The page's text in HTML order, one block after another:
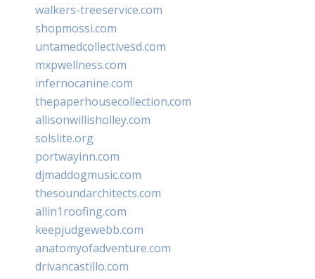
walkers-treeservice.com
shopmossi.com
untamedcollectivesd.com
mxpwellness.com
infernocanine.com
thepaperhousecollection.com
allisonwillisholley.com
solslite.org
portwayinn.com
djmaddogmusic.com
thesoundarchitects.com
allin1roofing.com
keepjudgewebb.com
anatomyofadventure.com
drivancastillo.com